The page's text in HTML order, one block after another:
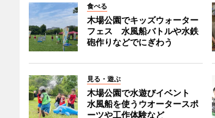
食べる
木場公園でキッズウォーター
フェス 水風船バトルや水鉄
砲作りなどでにぎわう
見る・遊ぶ
木場公園で水遊びイベント
水風船を使うウオータースポ
ーツや工作体験など